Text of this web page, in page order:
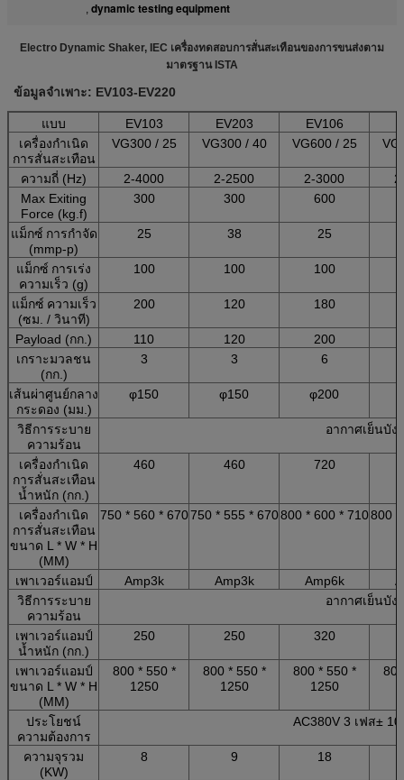
, dynamic testing equipment
Electro Dynamic Shaker, IEC เครื่องทดสอบการสั่นสะเทือนของการขนส่งตาม
มาตรฐาน ISTA
ข้อมูลจำเพาะ: EV103-EV220
แบบ EV103 EV203 EV106
เครื่องกำเนิด
การสั่นสะเทือน
VG300 / 25 VG300 / 40 VG600 / 25
ความถี่ (Hz) 2-4000 2-2500 2-3000
Max Exiting
Force (kg.f)
300 300 600
แม็กซ์ การกำจัด
(mmp-p)
25 38 25
แม็กซ์ การเร่ง
ความเร็ว (g)
100 100 100
แม็กซ์ ความเร็ว
(ซม. / วินาที)
200 120 180
Payload (กก.) 110 120 200
เกราะมวลชน
(กก.)
3 3 6
เส้นผ่าศูนย์กลาง
กระดอง (มม.)
φ150 φ150 φ200
วิธีการระบาย
ความร้อน
อากาศเย็นบัง
เครื่องกำเนิด
การสั่นสะเทือน
น้ำหนัก (กก.)
460 460 720
เครื่องกำเนิด
การสั่นสะเทือน
ขนาด L * W * H
(MM)
750 * 560 * 670750 * 555 * 670800 * 600 * 710800 *
เพาเวอร์แอมป์ Amp3k Amp3k Amp6k
วิธีการระบาย
ความร้อน
อากาศเย็นบัง
เพาเวอร์แอมป์
น้ำหนัก (กก.)
250 250 320
เพาเวอร์แอมป์
ขนาด L * W * H
(MM)
800 * 550 *
1250
800 * 550 *
1250
800 * 550 *
1250
ประโยชน์
ความต้องการ
AC380V 3 เฟส±
ความจุรวม
(KW)
8 9 18